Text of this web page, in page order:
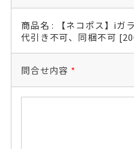
商品名 : 【ネコポス】iガ
代引き不可、同梱不可
問合せ内容 *